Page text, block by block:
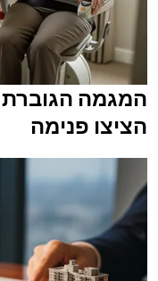
המגמה הגוברת
הציצו פנימה